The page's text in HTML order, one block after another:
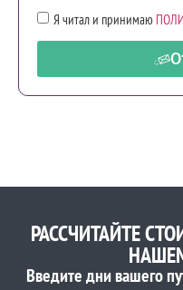
Я читал и принимаю
РАССЧИТАЙТЕ
Введите дни вашего